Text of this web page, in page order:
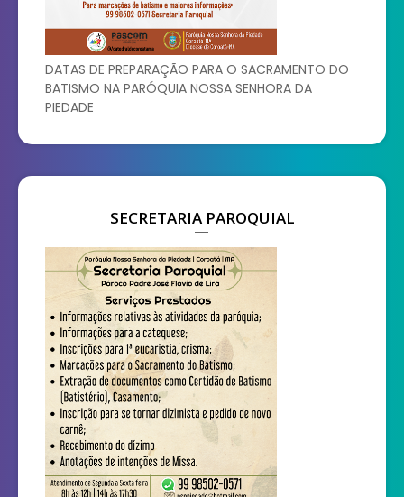
DATAS DE PREPARAÇÃO PARA O SACRAMENTO DO
BATISMO NA PARÓQUIA NOSSA SENHORA DA
PIEDADE
SECRETARIA PAROQUIAL